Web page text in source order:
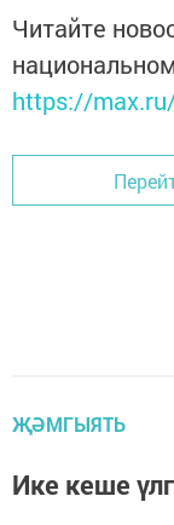
Читайте
https://
ҖӘМГЫЯТЬ
Ике кеше